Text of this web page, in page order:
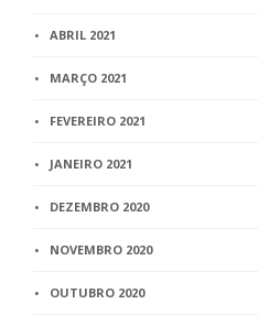
ABRIL 2021
MARÇO 2021
FEVEREIRO 2021
JANEIRO 2021
DEZEMBRO 2020
NOVEMBRO 2020
OUTUBRO 2020